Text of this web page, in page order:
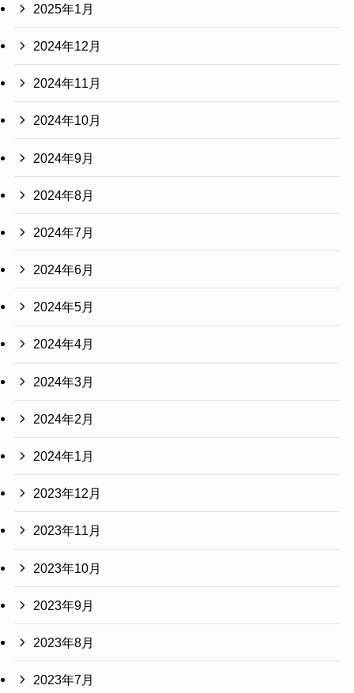
2025年1月
2024年12月
2024年11月
2024年10月
2024年9月
2024年8月
2024年7月
2024年6月
2024年5月
2024年4月
2024年3月
2024年2月
2024年1月
2023年12月
2023年11月
2023年10月
2023年9月
2023年8月
2023年7月